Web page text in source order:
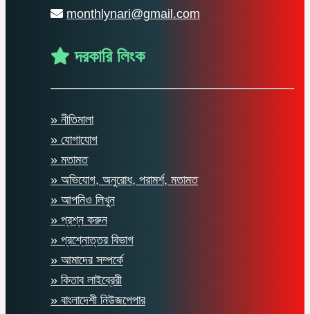
monthlynari@gmail.com
দরকারি লিংক
» নীতিমালা
» যোগাযোগ
» মতামত
» অভিযোগ, অনুরোধ, পরামর্শ, মতামত
» আপনিও লিখুন
» প্রশ্ন করুন
» প্রশ্নোত্তর বিভাগ
» আমাদের সম্পর্কে
» কিতাব লাইব্রেরী
» বাংলাদেশী নিউজপেপার